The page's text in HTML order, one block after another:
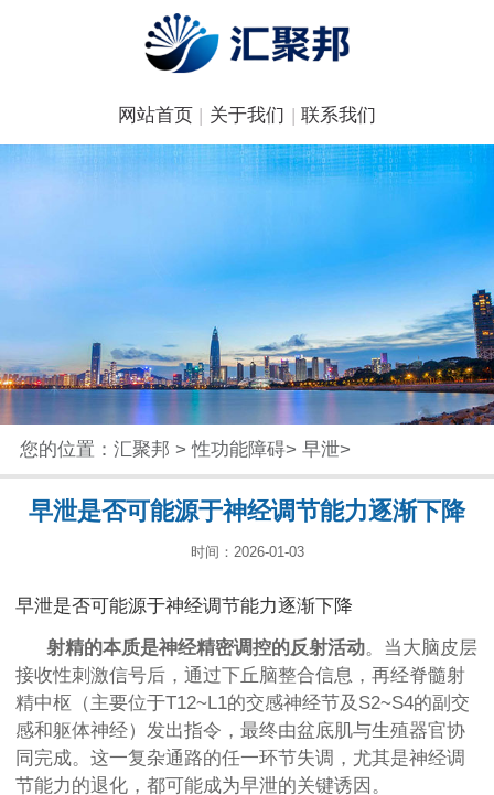
网站首页 关于我们 联系我们
您的位置： 汇聚邦 >性功能障碍> 早泄>
早泄是否可能源于神经调节能力逐渐下降
时间：2026-01-03
早泄是否可能源于神经调节能力逐渐下降
射精的本质是神经精密调控的反射活动。当大脑皮层
接收性刺激信号后，通过下丘脑整合信息，再经脊髓射
精中枢（主要位于T12~L1的交感神经节及S2~S4的副交
感和躯体神经）发出指令，最终由盆底肌与生殖器官协
同完成。这一复杂通路的任一环节失调，尤其是神经调
节能力的退化，都可能成为早泄的关键诱因。